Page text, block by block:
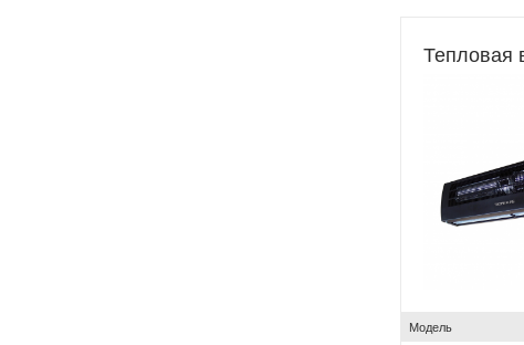
Тепловая
Модель